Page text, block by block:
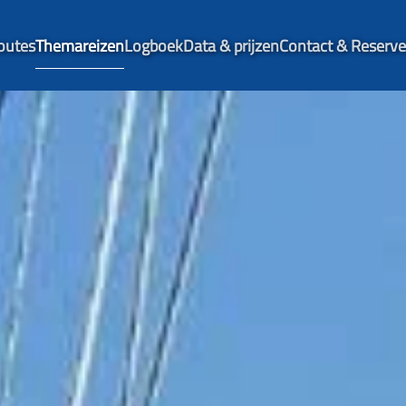
ThemareizenLogboekData & prijzenContact &